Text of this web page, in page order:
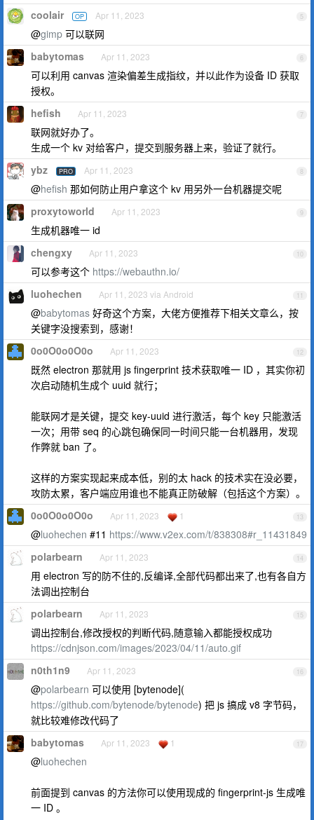
5
coolair OP Apr 11, 2023
@gimp 可以联网
6
babytomas Apr 11, 2023
可以利用 canvas 渲染偏差生成指纹，并以此作为设备 ID 获取
授权。
7
hefish Apr 11, 2023
联网就好办了。
生成一个 kv 对给客户，提交到服务器上来，验证了就行。
8
ybz PRO Apr 11, 2023
@hefish 那如何防止用户拿这个 kv 用另外一台机器提交呢
9
proxytoworld Apr 11, 2023
生成机器唯一 id
10
chengxy Apr 11, 2023
可以参考这个 https://webauthn.io/
11
luohechen Apr 11, 2023 via Android
@babytomas 好奇这个方案，大佬方便推荐下相关文章么，按
关键字没搜索到，感谢！
12
0o0O0o0O0o Apr 11, 2023
既然 electron 那就用 js fingerprint 技术获取唯一 ID ，其实你初
次启动随机生成个 uuid 就行；
能联网才是关键，提交 key-uuid 进行激活，每个 key 只能激活
一次；用带 seq 的心跳包确保同一时间只能一台机器用，发现
作弊就 ban 了。
这样的方案实现起来成本低，别的太 hack 的技术实在没必要，
攻防太累，客户端应用谁也不能真正防破解（包括这个方案）。
13
0o0O0o0O0o Apr 11, 2023 1
@luohechen #11 https://www.v2ex.com/t/838308#r_11431849
14
polarbearn Apr 11, 2023
用 electron 写的防不住的,反编译,全部代码都出来了,也有各自方
法调出控制台
15
polarbearn Apr 11, 2023
调出控制台,修改授权的判断代码,随意输入都能授权成功
https://cdnjson.com/images/2023/04/11/auto.gif
16
n0th1n9 Apr 11, 2023
@polarbearn 可以使用 [bytenode](
https://github.com/bytenode/bytenode) 把 js 搞成 v8 字节码，
就比较难修改代码了
17
babytomas Apr 11, 2023 1
@luohechen
前面提到 canvas 的方法你可以使用现成的 fingerprint-js 生成唯
一 ID 。